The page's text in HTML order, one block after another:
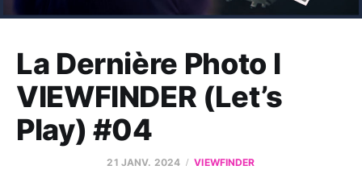
La Dernière Photo l
VIEWFINDER (Let’s
Play) #04
21 JANV. 2024 VIEWFINDER